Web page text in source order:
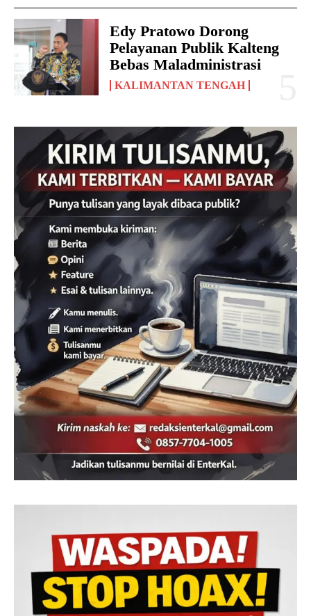
Edy Pratowo Dorong
Pelayanan Publik Kalteng
Bebas Maladministrasi
KALIMANTAN TENGAH